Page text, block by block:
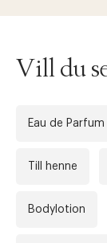
Vill du
Eau de Parfum
Till henne
Bodylotion